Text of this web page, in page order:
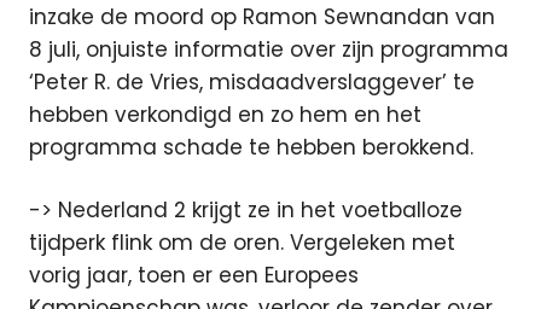
inzake de moord op Ramon Sewnandan van
8 juli, onjuiste informatie over zijn programma
‘Peter R. de Vries, misdaadverslaggever’ te
hebben verkondigd en zo hem en het
programma schade te hebben berokkend.
-> Nederland 2 krijgt ze in het voetballoze
tijdperk flink om de oren. Vergeleken met
vorig jaar, toen er een Europees